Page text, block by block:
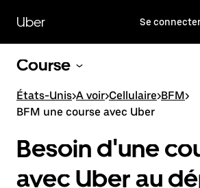
contenu
principal
Uber Se
Course
États-Unis>A voir>Cellulaire>BFM>
BFM une course avec Uber
Besoin d'une
avec Uber au